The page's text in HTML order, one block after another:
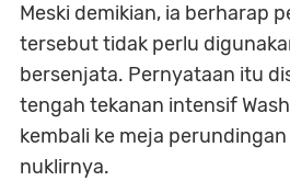
Meski demikian, ia berharap
tersebut tidak perlu
bersenjata. Pernyataan itu
tengah tekanan intensif
kembali ke meja
nuklirnya.